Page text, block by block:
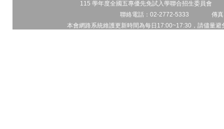
115 學年度全國五專優先免試入學聯合招生委員會
聯絡電話：02-2772-5333 傳
本會網路系統維護更新時間為每日17:00~17:30，請儘量